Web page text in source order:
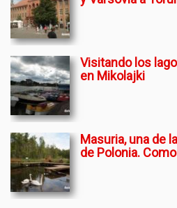
Visitando los
en Mikolajki
Masuria, una de
de Polonia.